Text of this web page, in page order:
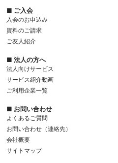
■ ご入会
入会のお申込み
資料のご請求
ご友人紹介
■ 法人の方へ
法人向けサービス
サービス紹介動画
ご利用企業一覧
■ お問い合わせ
よくあるご質問
お問い合わせ（連絡先）
会社概要
サイトマップ